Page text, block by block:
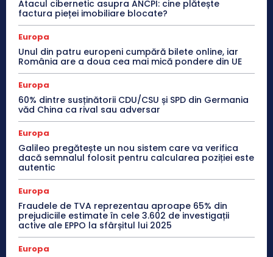
Atacul cibernetic asupra ANCPI: cine plătește
factura pieței imobiliare blocate?
Europa
Unul din patru europeni cumpără bilete online, iar
România are a doua cea mai mică pondere din UE
Europa
60% dintre susținătorii CDU/CSU și SPD din Germania
văd China ca rival sau adversar
Europa
Galileo pregătește un nou sistem care va verifica
dacă semnalul folosit pentru calcularea poziției este
autentic
Europa
Fraudele de TVA reprezentau aproape 65% din
prejudiciile estimate în cele 3.602 de investigații
active ale EPPO la sfârșitul lui 2025
Europa